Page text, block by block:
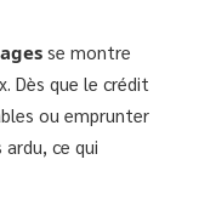
se montre
Dès que le crédit
ou emprunter
ce qui